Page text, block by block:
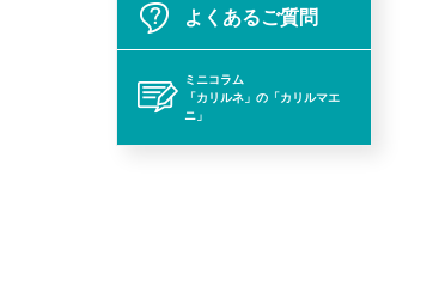
よくあるご質問
ミニコラム
「カリルネ」の「カリルマエ
ニ」